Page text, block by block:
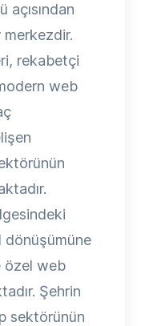
açısından
rekabetçi
web
dönüşümüne
özel web
Şehrin
sektörünün